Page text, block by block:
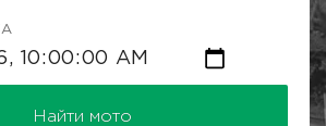
Найти мото